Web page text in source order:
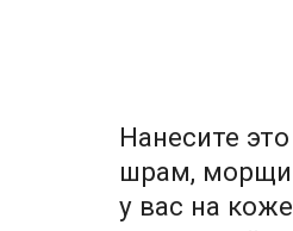
Нанесите
шрам,
у вас на